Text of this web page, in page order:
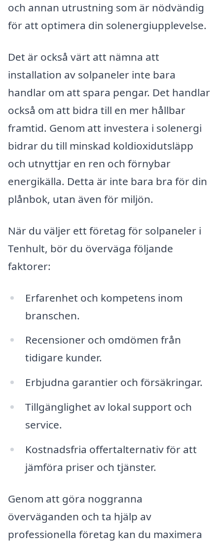
och annan utrustning som är nödvändig
för att optimera din solenergiupplevelse.
Det är också värt att nämna att
installation av solpaneler inte bara
handlar om att spara pengar. Det handlar
också om att bidra till en mer hållbar
framtid. Genom att investera i solenergi
bidrar du till minskad koldioxidutsläpp
och utnyttjar en ren och förnybar
energikälla. Detta är inte bara bra för din
plånbok, utan även för miljön.
När du väljer ett företag för solpaneler i
Tenhult, bör du överväga följande
faktorer:
Erfarenhet och kompetens inom
branschen.
Recensioner och omdömen från
tidigare kunder.
Erbjudna garantier och försäkringar.
Tillgänglighet av lokal support och
service.
Kostnadsfria offertalternativ för att
jämföra priser och tjänster.
Genom att göra noggranna
överväganden och ta hjälp av
professionella företag kan du maximera